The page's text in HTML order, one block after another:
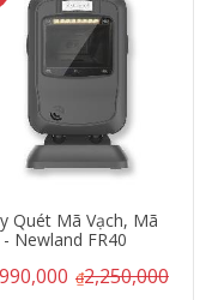
Quét Mã Vạch, Mã
- Newland FR40
₫2,250,000